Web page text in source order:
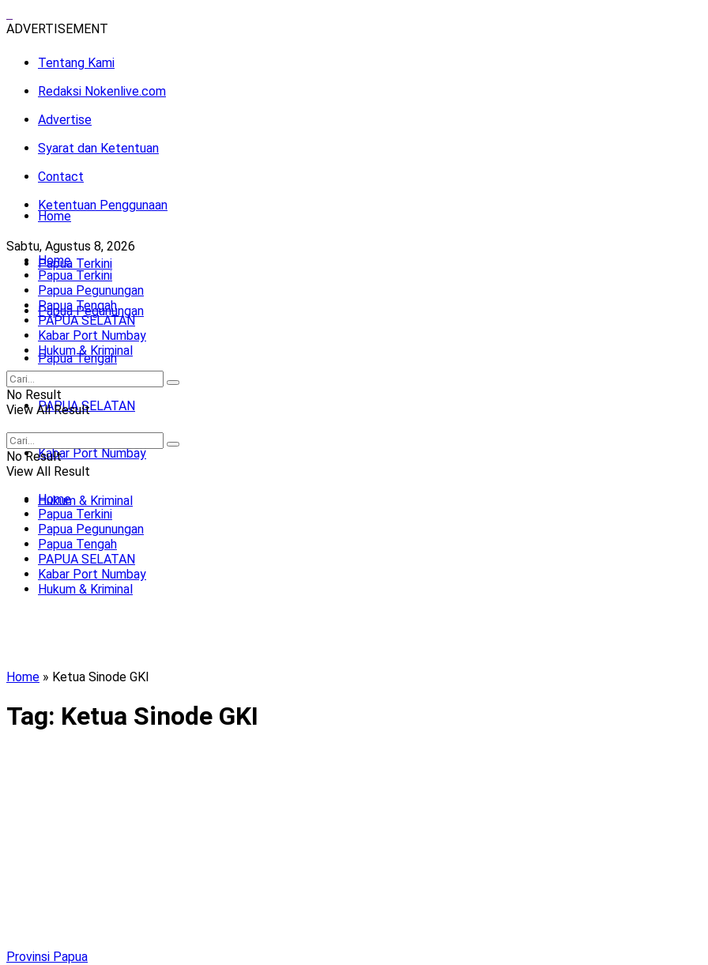
ADVERTISEMENT
Tentang Kami
Redaksi Nokenlive.com
Advertise
Syarat dan Ketentuan
Contact
Ketentuan Penggunaan
Sabtu, Agustus 8, 2026
Home
Papua Terkini
Papua Pegunungan
Papua Tengah
PAPUA SELATAN
Kabar Port Numbay
Hukum & Kriminal
Home
Papua Terkini
Papua Pegunungan
Papua Tengah
PAPUA SELATAN
Kabar Port Numbay
Hukum & Kriminal
No Result
View All Result
No Result
View All Result
Home
Papua Terkini
Papua Pegunungan
Papua Tengah
PAPUA SELATAN
Kabar Port Numbay
Hukum & Kriminal
Home » Ketua Sinode GKI
Tag: Ketua Sinode GKI
Provinsi Papua